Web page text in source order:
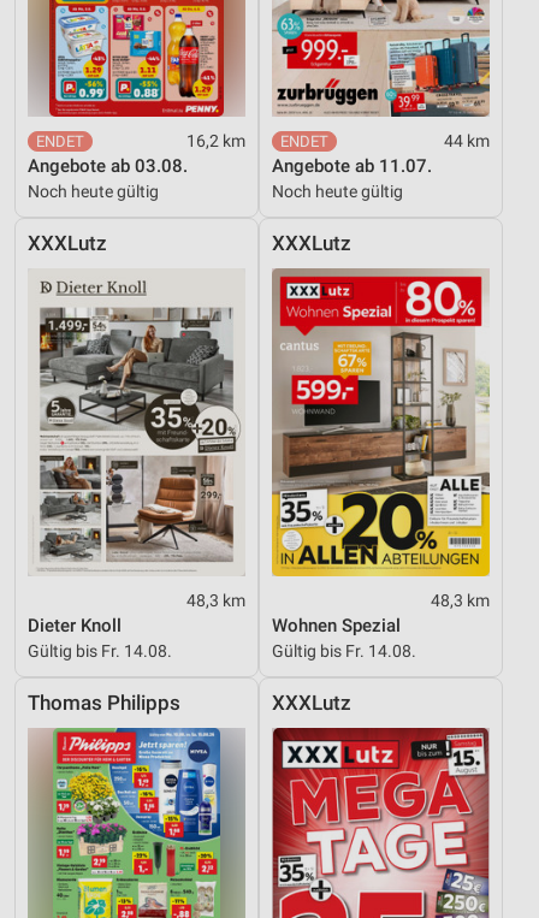
16,2 km
Angebote ab 03.08.
Noch heute gültig
44 km
Angebote ab 11.07.
Noch heute gültig
XXXLutz
48,3 km
Dieter Knoll
Gültig bis Fr. 14.08.
XXXLutz
48,3 km
Wohnen Spezial
Gültig bis Fr. 14.08.
Thomas Philipps XXXLutz